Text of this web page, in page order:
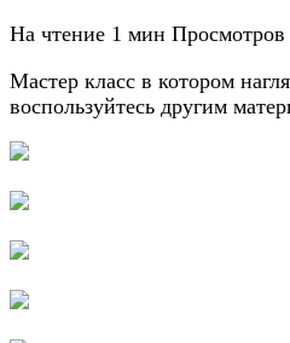
На чтение 1 мин Просмотров
Мастер класс в котором
воспользуйтесь другим